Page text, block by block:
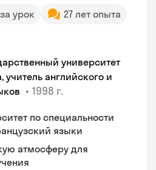
урок
27 лет опыта
университет
учитель английского и
• 1998 г.
по специальности
языки
атмосферу для